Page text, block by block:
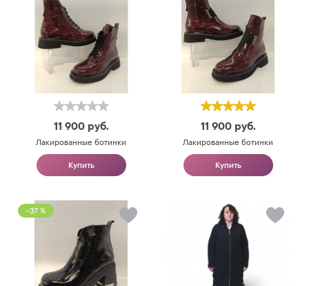
11 900 руб.
Лакированные ботинки
Купить
11 900 руб.
Лакированные ботинки
Купить
-37 %